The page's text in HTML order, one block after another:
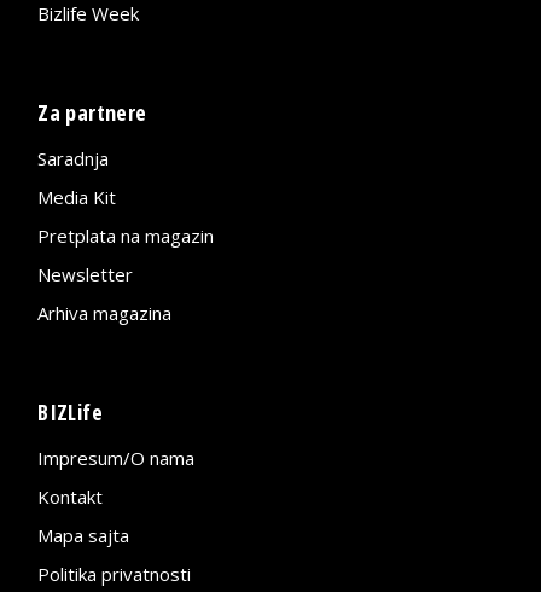
Bizlife Week
Za partnere
Saradnja
Media Kit
Pretplata na magazin
Newsletter
Arhiva magazina
BIZLife
Impresum/O nama
Kontakt
Mapa sajta
Politika privatnosti